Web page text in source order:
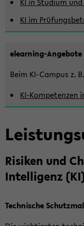
KI im
elearning-​Angebote
Beim KI-​Campus z.
KI-​Kompetenzen
Ri­si­ken und
In­tel­li­genz (KI)
Tech­ni­sche